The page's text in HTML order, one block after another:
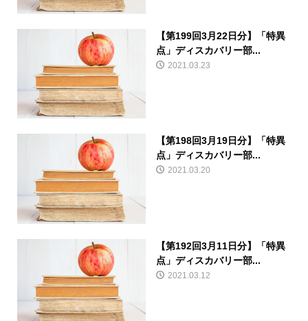
【第199回3月22日分】「特異
点」ディスカバリー部...
2021.03.23
【第198回3月19日分】「特異
点」ディスカバリー部...
2021.03.20
【第192回3月11日分】「特異
点」ディスカバリー部...
2021.03.12